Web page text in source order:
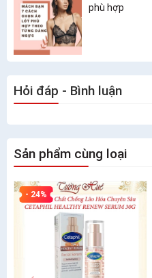
phù hợp
Hỏi đáp - Bình luận
Sản phẩm cùng loại
- 24%